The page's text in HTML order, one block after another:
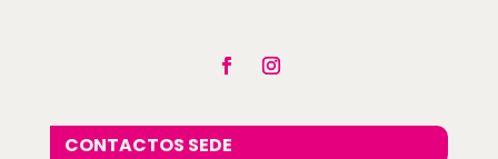
CONTACTOS SEDE